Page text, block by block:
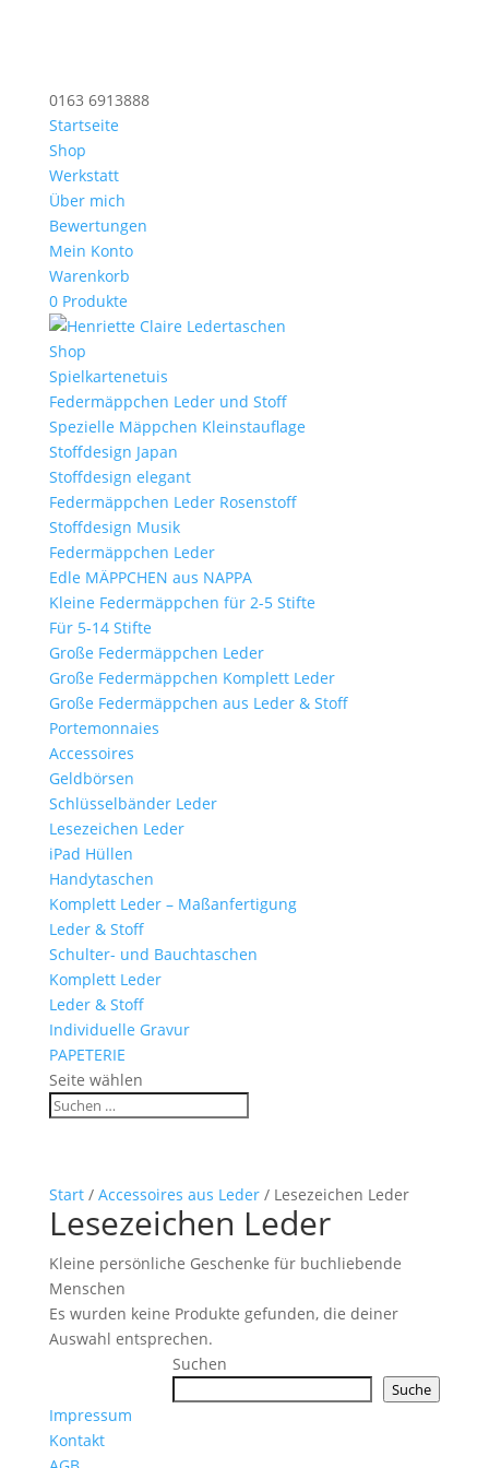
0163 6913888
Startseite
Shop
Werkstatt
Über mich
Bewertungen
Mein Konto
Warenkorb
0 Produkte
Shop
Spielkartenetuis
Federmäppchen Leder und Stoff
Spezielle Mäppchen Kleinstauflage
Stoffdesign Japan
Stoffdesign elegant
Federmäppchen Leder Rosenstoff
Stoffdesign Musik
Federmäppchen Leder
Edle MÄPPCHEN aus NAPPA
Kleine Federmäppchen für 2-5 Stifte
Für 5-14 Stifte
Große Federmäppchen Leder
Große Federmäppchen Komplett Leder
Große Federmäppchen aus Leder & Stoff
Portemonnaies
Accessoires
Geldbörsen
Schlüsselbänder Leder
Lesezeichen Leder
iPad Hüllen
Handytaschen
Komplett Leder – Maßanfertigung
Leder & Stoff
Schulter- und Bauchtaschen
Komplett Leder
Leder & Stoff
Individuelle Gravur
PAPETERIE
Seite wählen
Start/ Accessoires aus Leder/ Lesezeichen Leder
Lesezeichen Leder
Kleine persönliche Geschenke für buchliebende
Menschen
Es wurden keine Produkte gefunden, die deiner
Auswahl entsprechen.
Suchen
Suche
Impressum
Kontakt